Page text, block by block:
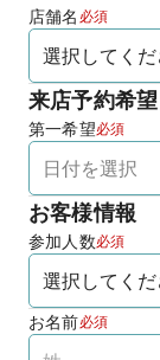
店舗名 必須
来店予約希
第一希望必須
お客様情報
参加人数必須
お名前必須